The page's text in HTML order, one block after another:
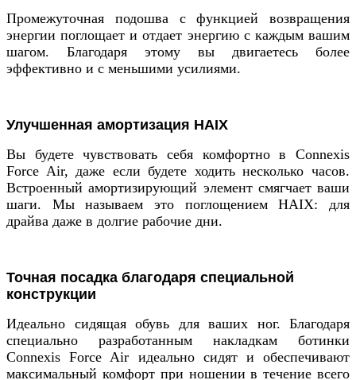
Промежуточная подошва с функцией возвращения
энергии поглощает и отдает энергию с каждым вашим
шагом. Благодаря этому вы двигаетесь более
эффективно и с меньшими усилиями.
Улучшенная амортизация HAIX
Вы будете чувствовать себя комфортно в Connexis
Force Air, даже если будете ходить несколько часов.
Встроенный амортизирующий элемент смягчает ваши
шаги. Мы называем это поглощением HAIX: для
драйва даже в долгие рабочие дни.
Точная посадка благодаря специальной
конструкции
Идеально сидящая обувь для ваших ног. Благодаря
специально разработанным накладкам ботинки
Connexis Force Air идеально сидят и обеспечивают
максимальный комфорт при ношении в течение всего